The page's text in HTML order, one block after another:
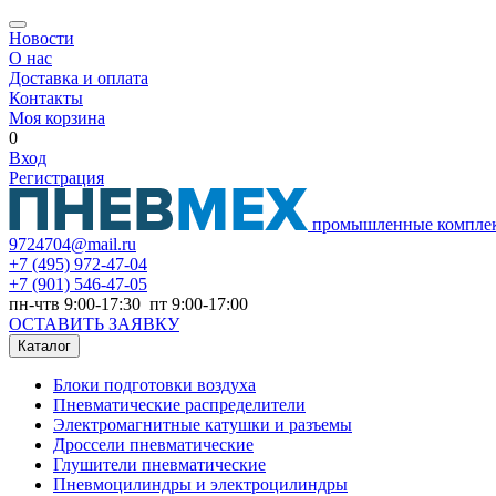
Новости
О нас
Доставка и оплата
Контакты
Моя корзина
0
Вход
Регистрация
промышленные
9724704@mail.ru
+7 (495) 972-47-04
+7 (901) 546-47-05
пн-чтв 9:00-17:30 пт 9:00-17:00
ОСТАВИТЬ ЗАЯВКУ
Каталог
Блоки подготовки воздуха
Пневматические распределители
Электромагнитные катушки и разъемы
Дроссели пневматические
Глушители пневматические
Пневмоцилиндры и электроцилиндры